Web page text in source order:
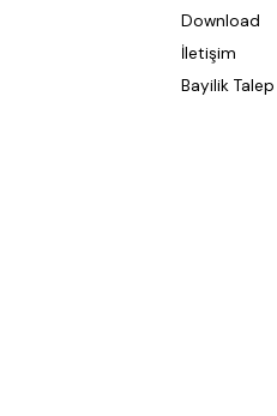
Download
İletişim
Bayilik Talep